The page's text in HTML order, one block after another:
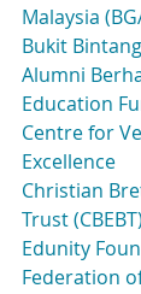
Malaysia
Bukit
Alumni
Education
Centre for
Excellence
Christian
Trust (CBEBT)
Edunity
Federation